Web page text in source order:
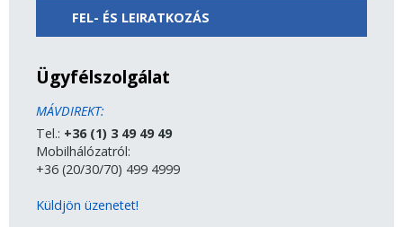
FEL- ÉS LEIRATKOZÁS
Ügyfélszolgálat
MÁVDIREKT:
Tel.: +36 (1) 3 49 49 49
Mobilhálózatról:
+36 (20/30/70) 499 4999
Küldjön üzenetet!